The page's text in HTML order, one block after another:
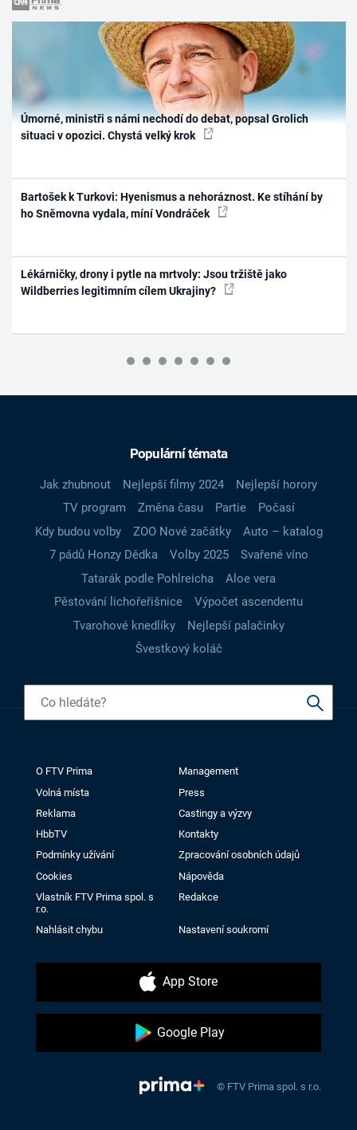
Úmorné, ministři s námi nechodí do debat, popsal Grolich
situaci v opozici. Chystá velký krok
Bartošek k Turkovi: Hyenismus a nehoráznost. Ke stíhání by
ho Sněmovna vydala, míní Vondráček
Lékárničky, drony i pytle na mrtvoly: Jsou tržiště jako
Wildberries legitimním cílem Ukrajiny?
Populární témata
Jak zhubnout Nejlepší filmy 2024
Nejlepší horory
TV program
Změna času Partie
Počasí
Kdy budou volby
ZOO Nové začátky
Auto – katalog
7 pádů Honzy Dědka
Volby 2025
Svařené víno
Tatarák podle Pohlreicha
Aloe vera
Pěstování lichořeřišnice
Výpočet ascendentu
Tvarohové knedlíky
Nejlepší palačinky
Švestkový koláč
O FTV Prima
Management
Volná místa
Press
Reklama
Castingy a výzvy
HbbTV
Kontakty
Podmínky užívání
Zpracování osobních údajů
Cookies
Nápověda
Vlastník FTV Prima spol. s
r.o.
Redakce
Nahlásit chybu Nastavení soukromí
App Store
Google Play
© FTV Prima spol. s r.o.